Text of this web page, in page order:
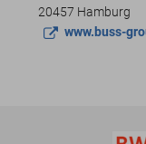
20457 Hamburg
www.buss-